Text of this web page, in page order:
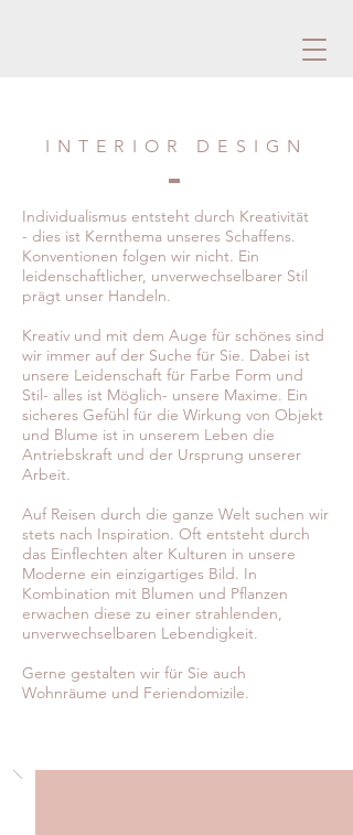
INTERIOR DESIGN
Individualismus entsteht durch Kreativität
- dies ist Kernthema unseres Schaffens.
Konventionen folgen wir nicht. Ein
leidenschaftlicher, unverwechselbarer Stil
prägt unser Handeln.
Kreativ und mit dem Auge für schönes sind
wir immer auf der Suche für Sie. Dabei ist
unsere Leidenschaft für Farbe Form und
Stil- alles ist Möglich- unsere Maxime. Ein
sicheres Gefühl für die Wirkung von Objekt
und Blume ist in unserem Leben die
Antriebskraft und der Ursprung unserer
Arbeit.
Auf Reisen durch die ganze Welt suchen wir
stets nach Inspiration. Oft entsteht durch
das Einflechten alter Kulturen in unsere
Moderne ein einzigartiges Bild. In
Kombination mit Blumen und Pflanzen
erwachen diese zu einer strahlenden,
unverwechselbaren Lebendigkeit.
Gerne gestalten wir für Sie auch
Wohnräume und Feriendomizile.